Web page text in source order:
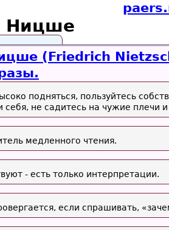
Ницше
(Friedrich
подняться, пользуйтесь
себя, не садитесь на чужие плечи
медленного чтения.
- есть только интерпретации.
если спрашивать,